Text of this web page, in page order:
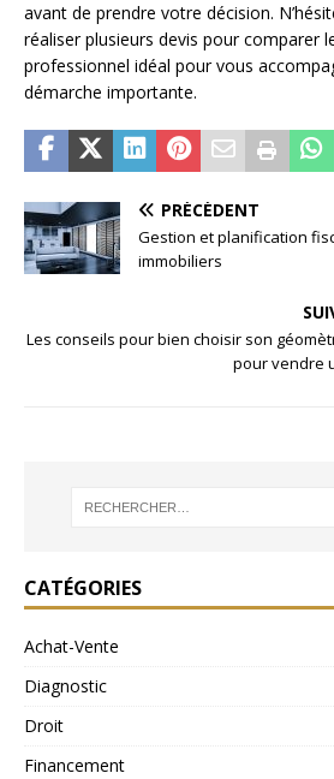
avant de prendre votre décision.
réaliser plusieurs devis pour comparer
professionnel idéal pour vous
démarche importante.
PRÉCÉDENT
Gestion et planification
immobiliers
Les conseils pour bien choisir son
pour vendre
CATÉGORIES
Achat-Vente
Diagnostic
Droit
Financement